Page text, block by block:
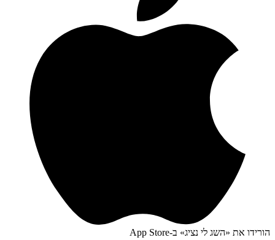
הורידו את «השג לי נציג» ב-App Store